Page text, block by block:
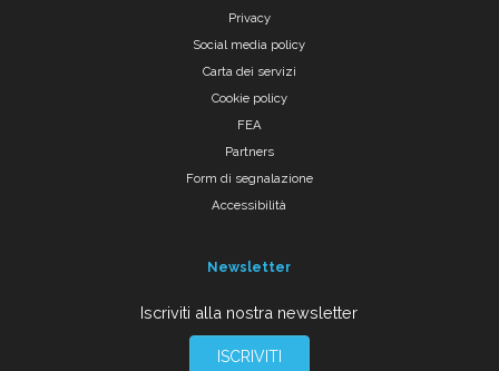
Privacy
Social media policy
Carta dei servizi
Cookie policy
FEA
Partners
Form di segnalazione
Accessibilità
Newsletter
Iscriviti alla nostra newsletter
ISCRIVITI